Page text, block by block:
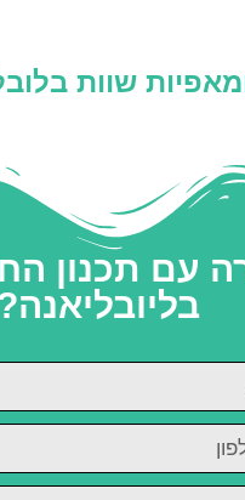
שוות
עם תכנון